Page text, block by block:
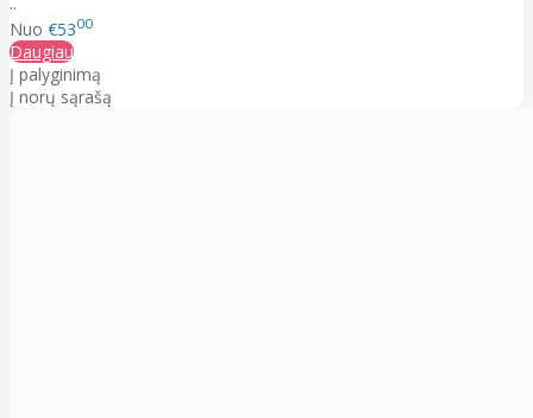
Nuo €5300
Daugiau
Į palyginimą
Į norų sąrašą